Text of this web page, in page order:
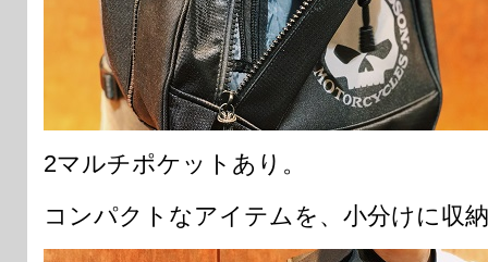
2マルチポケットあり。
コンパクトなアイテムを、小分けに収